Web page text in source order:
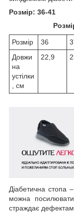
Розмір: 36-41
Розмір 36
Довжи
на
устілки
, см
22,9
Діабетична стопа
можна
страждає